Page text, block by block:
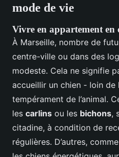
mode de vie
Vivre en appartement en
À Marseille, nombre de
centre-ville ou dans des
modeste. Cela ne signifie
accueillir un chien - loin de
tempérament de l’animal.
les carlins ou les bichons,
citadine, à condition de
régulières. D’autres,